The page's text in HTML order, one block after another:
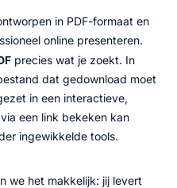
in PDF-formaat en
online presenteren.
precies wat je zoekt. In
dat gedownload moet
in een interactieve,
een link bekeken kan
ingewikkelde tools.
we het makkelijk: jij levert